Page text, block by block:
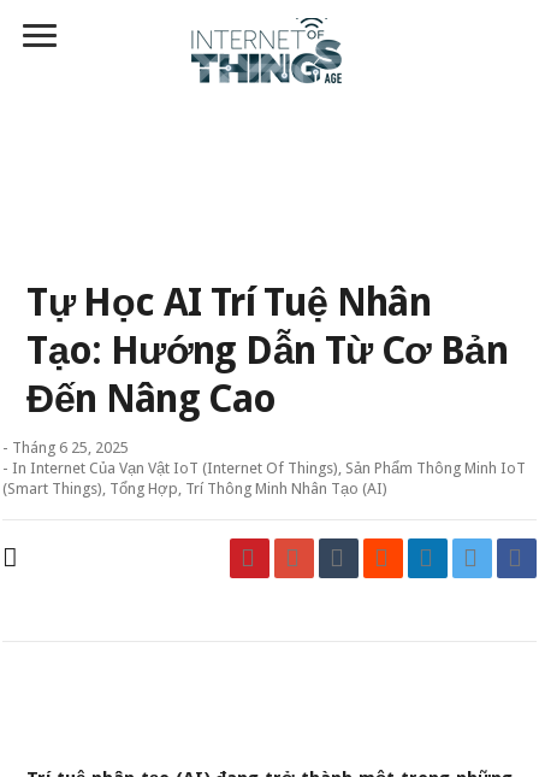
Tự Học AI Trí Tuệ Nhân
Tạo: Hướng Dẫn Từ Cơ Bản
Đến Nâng Cao
- Tháng 6 25, 2025
- In Internet Của Vạn Vật IoT (Internet Of Things), Sản Phẩm Thông Minh IoT
(Smart Things), Tổng Hợp, Trí Thông Minh Nhân Tạo (AI)